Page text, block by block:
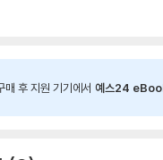
매 후 지원 기기에서 예스24